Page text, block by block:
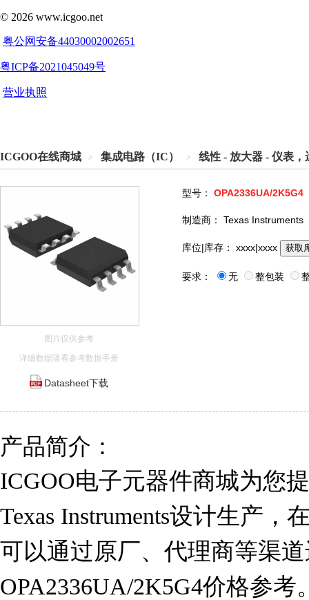
ICGOO在线商城 > 集成电路（IC） > 线性 - 放大器 - 仪表
图片仅供参考
详细数据请看参考数据手册
Datasheet下载
型号： OPA2336UA/2K5G4
制造商： Texas Instruments
库位|库存： xxxx|xxxx 获取
要求： 无 整包装
产品简介：
ICGOO电子元器件商城为您
Texas Instruments设计生产，
可以通过原厂、代理商等渠
OPA2336UA/2K5G4价格参考